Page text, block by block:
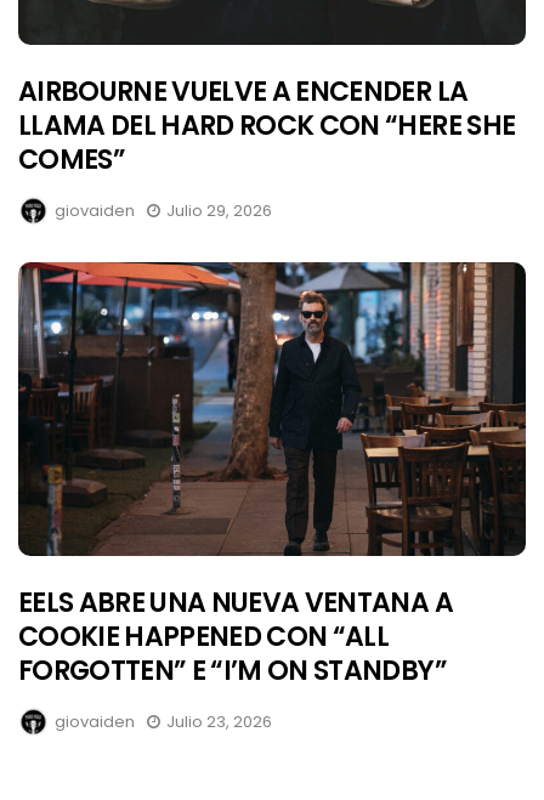
AIRBOURNE VUELVE A ENCENDER LA
LLAMA DEL HARD ROCK CON “HERE SHE
COMES”
giovaiden Julio 29, 2026
EELS ABRE UNA NUEVA VENTANA A
COOKIE HAPPENED CON “ALL
FORGOTTEN” E “I’M ON STANDBY”
giovaiden Julio 23, 2026